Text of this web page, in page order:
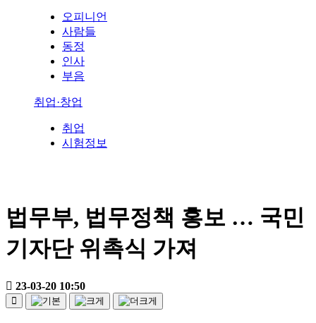
오피니언
사람들
동정
인사
부음
취업·창업
취업
시험정보
법무부, 법무정책 홍보 … 국민
기자단 위촉식 가져
23-03-20 10:50